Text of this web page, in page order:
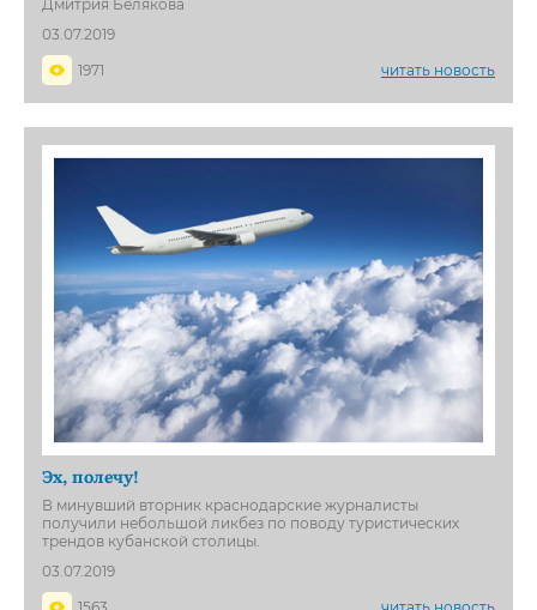
Дмитрия Белякoва
03.07.2019
1971
читать новость
Эх, полечу!
В минувший вторник краснодарские журналисты
получили небольшой ликбез по поводу туристических
трендов кубанской столицы.
03.07.2019